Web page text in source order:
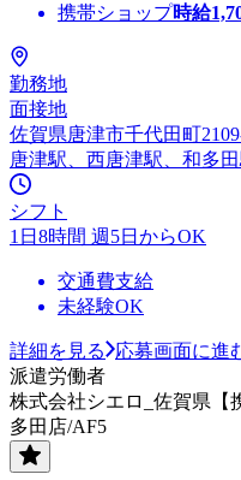
携帯ショップ時給
勤務地
面接地
佐賀県唐津市千代田町
唐津駅、西唐津駅、和多
シフト
1日8時間 週5日からOK
交通費支給
未経験OK
詳細を見る
応募画面に進
派遣労働者
株式会社シエロ_佐賀県【
多田店/AF5